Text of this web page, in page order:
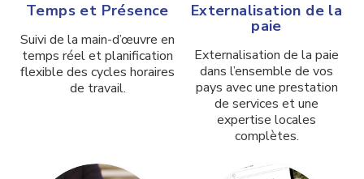
Temps et Présence
Suivi de la main-d’œuvre en
temps réel et planification
flexible des cycles horaires
de travail.
Externalisation de la
paie
Externalisation de la paie
dans l’ensemble de vos
pays avec une prestation
de services et une
expertise locales
complètes.